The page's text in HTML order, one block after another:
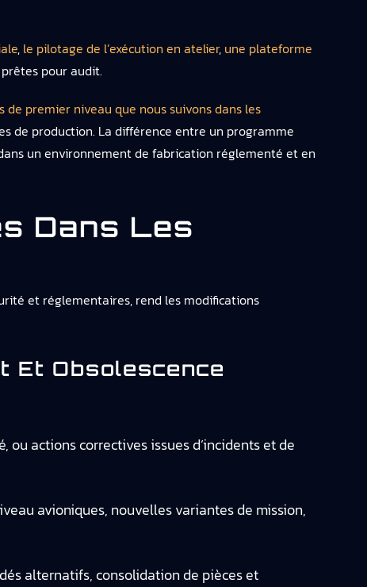
, le pilotage de l’exécution en atelier, une plateforme
pour audit.
de premier niveau que nous suivons dans les
de production. La différence entre un programme
un environnement de fabrication réglementé et en
Dans Les
et réglementaires, rend les modifications
Et Obsolescence
actions correctives issues d’incidents et de
avioniques, nouvelles variantes de mission,
alternatifs, consolidation de pièces et